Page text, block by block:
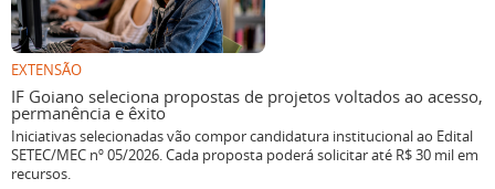
EXTENSÃO
IF Goiano seleciona propostas de projetos voltados ao acesso,
permanência e êxito
Iniciativas selecionadas vão compor candidatura institucional ao Edital
SETEC/MEC nº 05/2026. Cada proposta poderá solicitar até R$ 30 mil em
recursos.